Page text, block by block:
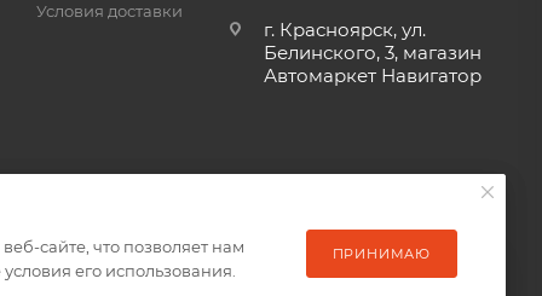
Условия доставки
г. Красноярск, ул.
Белинского, 3, магазин
Автомаркет Навигатор
сайте, что позволяет нам
его использования.
ПРИНИМАЮ
сайте, что позволяет нам
его использования.
ПРИНИМАЮ